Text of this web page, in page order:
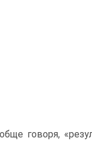
говоря,